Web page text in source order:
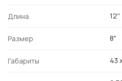
Длина 12''
Размер 8"
Габариты 43